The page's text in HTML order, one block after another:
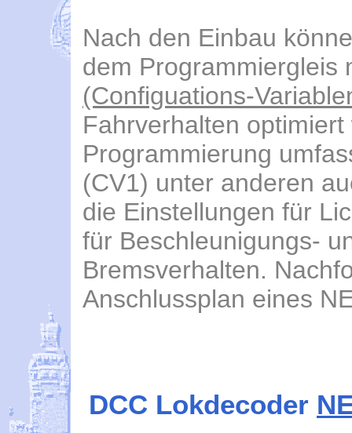
Nach den Einbau
dem
(Configuations-
Fahrverhalten
Programmierung
(CV1) unter anderen
die Einstellungen für
für Beschleunigungs-
Bremsverhalten.
Anschlussplan eines
DCC Lokdecoder